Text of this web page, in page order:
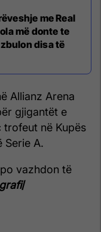
me Real
më donte te
disa të
Allianz Arena
gjigantët e
trofeut në Kupës
Serie A.
vazhdon të
/